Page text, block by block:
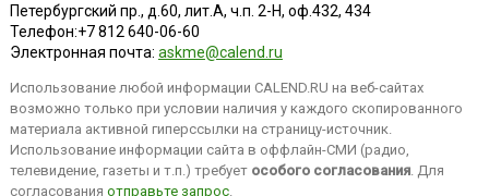
Петербургский пр., д.60, лит.А, ч.п. 2-Н, оф.432, 434
Телефон:+7 812 640-06-60
Электронная почта: askme@calend.ru
Использование любой информации CALEND.RU на веб-сайтах
возможно только при условии наличия у каждого скопированного
материала активной гиперссылки на страницу-источник.
Использование информации сайта в оффлайн-СМИ (радио,
телевидение, газеты и т.п.) требует особого согласования. Для
согласования отправьте запрос.